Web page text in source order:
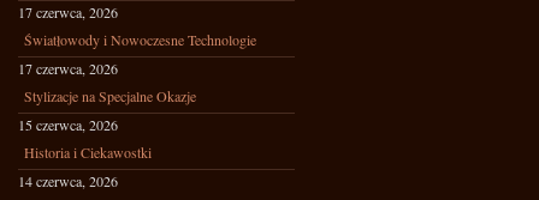
17 czerwca, 2026
Światłowody i Nowoczesne Technologie
17 czerwca, 2026
Stylizacje na Specjalne Okazje
15 czerwca, 2026
Historia i Ciekawostki
14 czerwca, 2026